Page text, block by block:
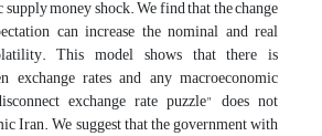
money shock. We find that the change
can increase the nominal and real
This model shows that there is
exchange rates and any macroeconomic
exchange rate puzzle" does not
Iran. We suggest that the government with